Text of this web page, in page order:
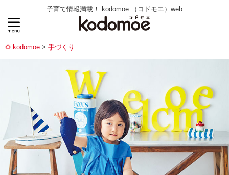
子育て情報満載！ kodomoe （コドモエ）web
kodomoe 手づくり